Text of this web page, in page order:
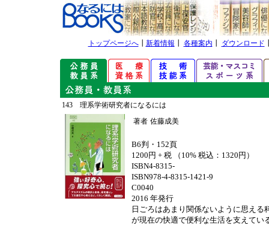
トップページへ┃ 新着情報 各種案内 ダウンロード
143 理系学術研究者になるには
著者 佐藤成美
B6判・152頁
1200円 + 税 （10% 税込：1320円）
ISBN4-8315-
ISBN978-4-8315-1421-9
C0040
2016 年発行
日ごろはあまり関係ないように思え
が現在の快適で便利な生活を支えてい